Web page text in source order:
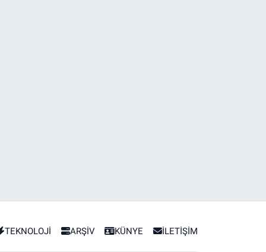
TEKNOLOJİ ARŞİV KÜNYE İLETİŞİM